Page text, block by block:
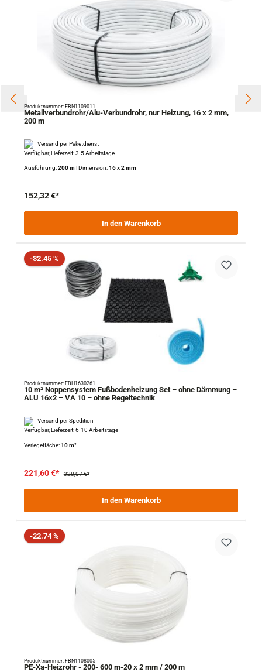
Produktnummer: FBN1109011
Metallverbundrohr/Alu-Verbundrohr, nur Heizung, 16 x 2 mm,
200 m
Versand per Paketdienst
Verfügbar, Lieferzeit: 3-5 Arbeitstage
Ausführung:200 m|Dimension:16 x 2 mm
152,32 €*
In den Warenkorb
Rabatt
-32.45 %
Produktnummer: FBH1630261
10 m² Noppensystem Fußbodenheizung Set – ohne Dämmung –
ALU 16×2 – VA 10 – ohne Regeltechnik
Versand per Spedition
Verfügbar, Lieferzeit: 6-10 Arbeitstage
Verlegefläche:10 m²
221,60 €* 328,07 €*
In den Warenkorb
Rabatt
-22.74 %
Produktnummer: FBN1108005
PE-Xa-Heizrohr - 200- 600 m-20 x 2 mm / 200 m